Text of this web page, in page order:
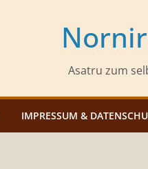
Asatru zum
IMPRESSUM &